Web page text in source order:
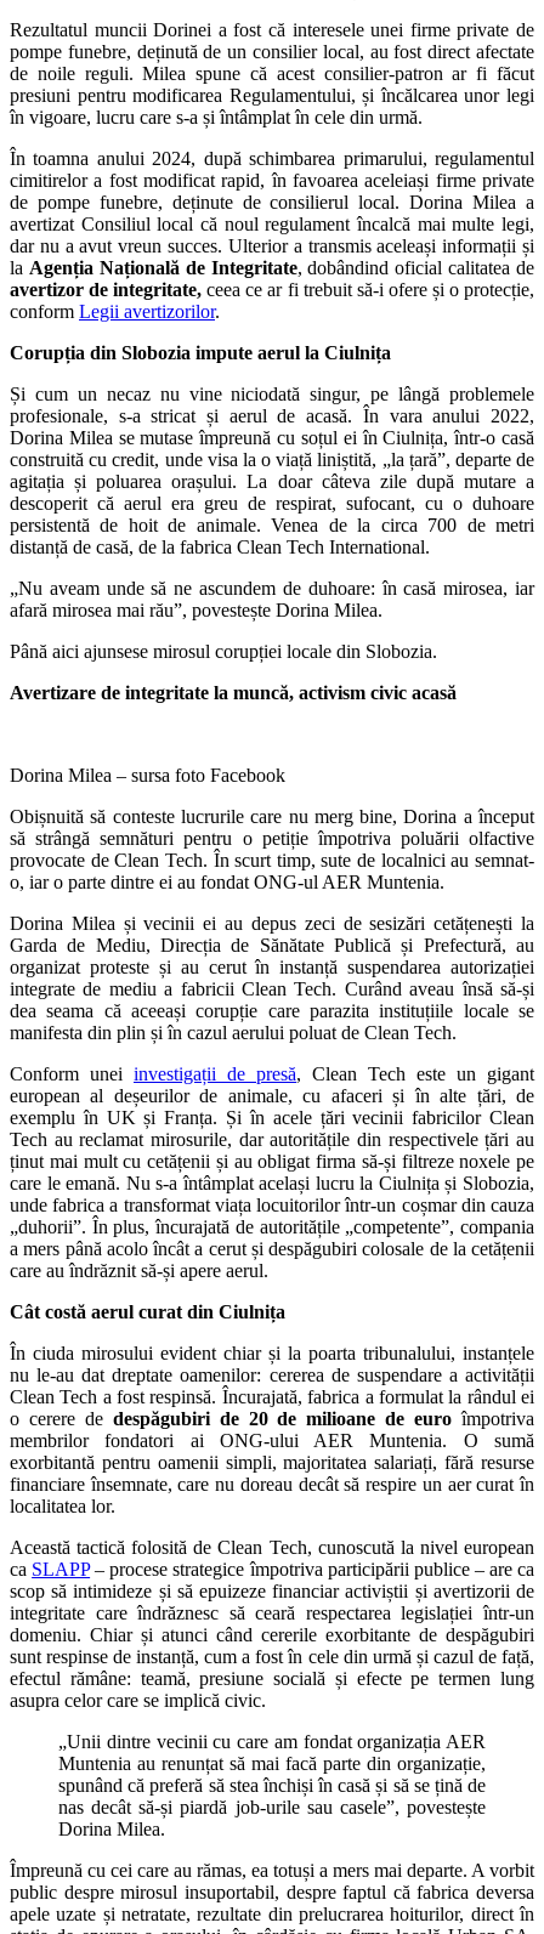
Rezultatul muncii Dorinei a fost că interesele unei firme private de
pompe funebre, deținută de un consilier local, au fost direct afectate
de noile reguli. Milea spune că acest consilier-patron ar fi făcut
presiuni pentru modificarea Regulamentului, și încălcarea unor legi
în vigoare, lucru care s-a și întâmplat în cele din urmă.
În toamna anului 2024, după schimbarea primarului, regulamentul
cimitirelor a fost modificat rapid, în favoarea aceleiași firme private
de pompe funebre, deținute de consilierul local. Dorina Milea a
avertizat Consiliul local că noul regulament încalcă mai multe legi,
dar nu a avut vreun succes. Ulterior a transmis aceleași informații și
la Agenția Națională de Integritate, dobândind oficial calitatea de
avertizor de integritate,ceea ce ar fi trebuit să-i ofere și o protecție,
conform Legii avertizorilor.
Corupția din Slobozia impute aerul la Ciulnița
Și cum un necaz nu vine niciodată singur, pe lângă problemele
profesionale, s-a stricat și aerul de acasă. În vara anului 2022,
Dorina Milea se mutase împreună cu soțul ei în Ciulnița, într-o casă
construită cu credit, unde visa la o viață liniștită, „la țară”, departe de
agitația și poluarea orașului. La doar câteva zile după mutare a
descoperit că aerul era greu de respirat, sufocant, cu o duhoare
persistentă de hoit de animale. Venea de la circa 700 de metri
distanță de casă, de la fabrica Clean Tech International.
„Nu aveam unde să ne ascundem de duhoare: în casă mirosea, iar
afară mirosea mai rău”, povestește Dorina Milea.
Până aici ajunsese mirosul corupției locale din Slobozia.
Avertizare de integritate la muncă, activism civic acasă
Dorina Milea – sursa foto Facebook
Obișnuită să conteste lucrurile care nu merg bine, Dorina a început
să strângă semnături pentru o petiție împotriva poluării olfactive
provocate de Clean Tech. În scurt timp, sute de localnici au semnat-
o, iar o parte dintre ei au fondat ONG-ul AER Muntenia.
Dorina Milea și vecinii ei au depus zeci de sesizări cetățenești la
Garda de Mediu, Direcția de Sănătate Publică și Prefectură, au
organizat proteste și au cerut în instanță suspendarea autorizației
integrate de mediu a fabricii Clean Tech. Curând aveau însă să-și
dea seama că aceeași corupție care parazita instituțiile locale se
manifesta din plin și în cazul aerului poluat de Clean Tech.
Conform unei investigații de presă, Clean Tech este un gigant
european al deșeurilor de animale, cu afaceri și în alte țări, de
exemplu în UK și Franța. Și în acele țări vecinii fabricilor Clean
Tech au reclamat mirosurile, dar autoritățile din respectivele țări au
ținut mai mult cu cetățenii și au obligat firma să-și filtreze noxele pe
care le emană. Nu s-a întâmplat același lucru la Ciulnița și Slobozia,
unde fabrica a transformat viața locuitorilor într-un coșmar din cauza
„duhorii”. În plus, încurajată de autoritățile „competente”, compania
a mers până acolo încât a cerut și despăgubiri colosale de la cetățenii
care au îndrăznit să-și apere aerul.
Cât costă aerul curat din Ciulnița
În ciuda mirosului evident chiar și la poarta tribunalului, instanțele
nu le-au dat dreptate oamenilor: cererea de suspendare a activității
Clean Tech a fost respinsă. Încurajată, fabrica a formulat la rândul ei
o cerere de despăgubiri de 20 de milioane de euro împotriva
membrilor fondatori ai ONG-ului AER Muntenia. O sumă
exorbitantă pentru oamenii simpli, majoritatea salariați, fără resurse
financiare însemnate, care nu doreau decât să respire un aer curat în
localitatea lor.
Această tactică folosită de Clean Tech, cunoscută la nivel european
ca SLAPP– procese strategice împotriva participării publice – are ca
scop să intimideze și să epuizeze financiar activiștii și avertizorii de
integritate care îndrăznesc să ceară respectarea legislației într-un
domeniu. Chiar și atunci când cererile exorbitante de despăgubiri
sunt respinse de instanță, cum a fost în cele din urmă și cazul de față,
efectul rămâne: teamă, presiune socială și efecte pe termen lung
asupra celor care se implică civic.
„Unii dintre vecinii cu care am fondat organizația AER
Muntenia au renunțat să mai facă parte din organizație,
spunând că preferă să stea închiși în casă și să se țină de
nas decât să-și piardă job-urile sau casele”, povestește
Dorina Milea.
Împreună cu cei care au rămas, ea totuși a mers mai departe. A vorbit
public despre mirosul insuportabil, despre faptul că fabrica deversa
apele uzate și netratate, rezultate din prelucrarea hoiturilor, direct în